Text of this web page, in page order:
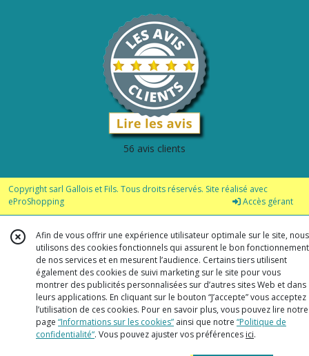
56 avis clients
Copyright sarl Gallois et Fils. Tous droits réservés. Site réalisé avec
eProShopping
Accès gérant
Afin de vous offrir une expérience utilisateur optimale sur le site, nous
utilisons des cookies fonctionnels qui assurent le bon fonctionnement
de nos services et en mesurent l’audience. Certains tiers utilisent
également des cookies de suivi marketing sur le site pour vous
montrer des publicités personnalisées sur d’autres sites Web et dans
leurs applications. En cliquant sur le bouton “J’accepte” vous acceptez
l’utilisation de ces cookies. Pour en savoir plus, vous pouvez lire notre
page “Informations sur les cookies” ainsi que notre “Politique de
confidentialité“. Vous pouvez ajuster vos préférences ici.